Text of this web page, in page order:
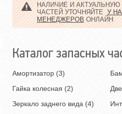
НАЛИЧИЕ И
ЧАСТЕЙ УТОЧНЯЙТЕУ
МЕНЕДЖЕРОВОНЛАЙН
Каталог запасных
Амортизатор (3)
Гайка колесная (2)
Зеркало заднего вида (4)